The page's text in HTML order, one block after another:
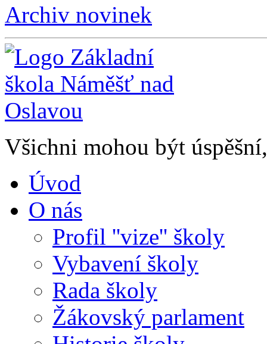
Archiv novinek
Všichni mohou být
Úvod
O nás
Profil ''vize'' školy
Vybavení školy
Rada školy
Žákovský parlament